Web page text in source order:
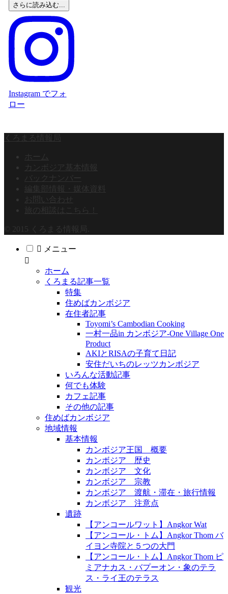
さらに読み込む...
Instagram でフォ
ロー
くろまる情報局
ホーム
カンボジア基本情報
バックナンバー
編集部情報・媒体資料
お問い合わせ
旅の相談はこちら！
© 2015 くろまる情報局.
メニュー
ホーム
くろまる記事一覧
特集
住めばカンボジア
在住者記事
Toyomi’s Cambodian Cooking
一村一品in カンボジア-One Village One
Product
AKIとRISAの子育て日記
安住だいちのレッツカンボジア
いろんな活動記事
何でも体験
カフェ記事
その他の記事
住めばカンボジア
地域情報
基本情報
カンボジア王国 概要
カンボジア 歴史
カンボジア 文化
カンボジア 宗教
カンボジア 渡航・滞在・旅行情報
カンボジア 注意点
遺跡
【アンコールワット】Angkor Wat
【アンコール・トム】Angkor Thom バ
イヨン寺院と５つの大門
【アンコール・トム】Angkor Thom ピ
ミアナカス・バプーオン・象のテラ
ス・ライ王のテラス
観光